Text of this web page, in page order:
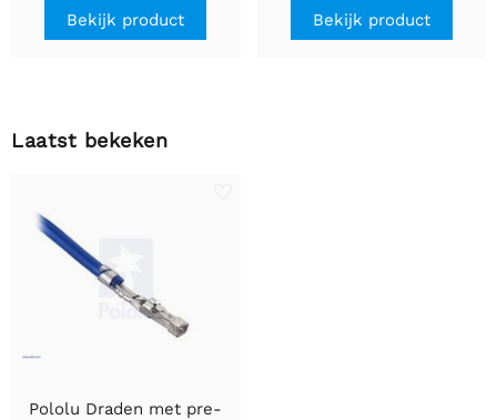
Bekijk product Bekijk product
Laatst bekeken
Pololu Draden met pre-